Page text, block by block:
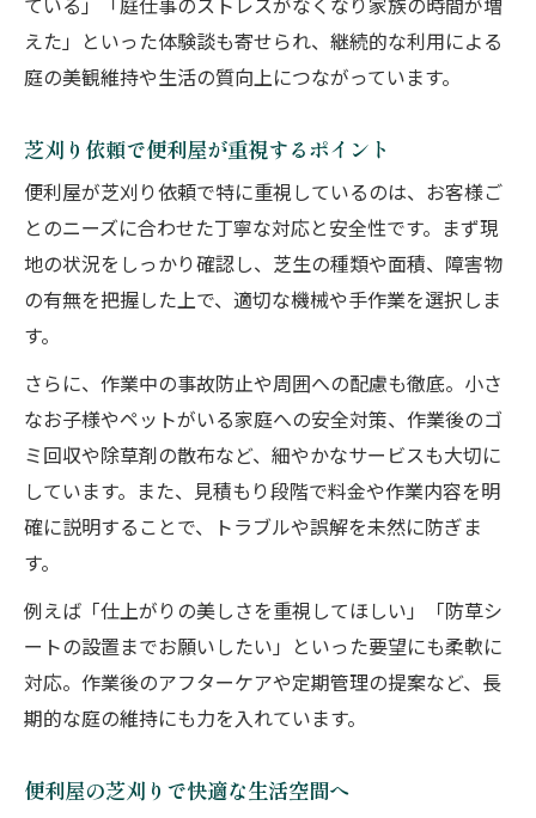
ている」「庭仕事のストレスがなくなり家族の時間が増
えた」といった体験談も寄せられ、継続的な利用による
庭の美観維持や生活の質向上につながっています。
芝刈り依頼で便利屋が重視するポイント
便利屋が芝刈り依頼で特に重視しているのは、お客様ご
とのニーズに合わせた丁寧な対応と安全性です。まず現
地の状況をしっかり確認し、芝生の種類や面積、障害物
の有無を把握した上で、適切な機械や手作業を選択しま
す。
さらに、作業中の事故防止や周囲への配慮も徹底。小さ
なお子様やペットがいる家庭への安全対策、作業後のゴ
ミ回収や除草剤の散布など、細やかなサービスも大切に
しています。また、見積もり段階で料金や作業内容を明
確に説明することで、トラブルや誤解を未然に防ぎま
す。
例えば「仕上がりの美しさを重視してほしい」「防草シ
ートの設置までお願いしたい」といった要望にも柔軟に
対応。作業後のアフターケアや定期管理の提案など、長
期的な庭の維持にも力を入れています。
便利屋の芝刈りで快適な生活空間へ